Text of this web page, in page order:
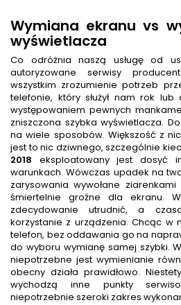
Wymiana ekranu vs
wyświetlacza
Co odróżnia naszą usługę od
autoryzowane serwisy
wszystkim zrozumienie potrzeb
telefonie, który służył nam rok lub
występowaniem pewnych
zniszczona szybka wyświetlacza.
na wiele sposobów. Większość z
jest to nic dziwnego, szczególnie
2018 eksploatowany jest dosyć
warunkach. Wówczas upadek na
zarysowania wywołane
śmiertelnie groźne dla ekranu.
zdecydowanie utrudnić, a
korzystanie z urządzenia. Chcąc w
telefon, bez oddawania go na
do wyboru wymianę samej szybki.
niepotrzebne jest wymienianie
obecny działa prawidłowo.
wychodzą inne punkty
niepotrzebnie szeroki zakres